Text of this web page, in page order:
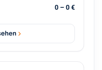
Württemberg,
Beteiligung: 60% aber
Altgesellschafter
0 – 0 €